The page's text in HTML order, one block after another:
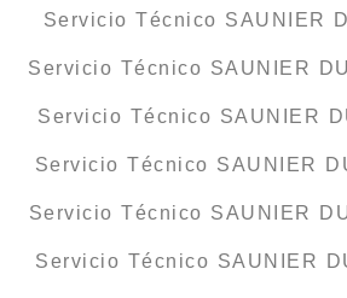
Servicio Técnico SAUNIER
Servicio Técnico SAUNIER
Servicio Técnico SAUNIER
Servicio Técnico SAUNIER
Servicio Técnico SAUNIER
Servicio Técnico SAUNIER